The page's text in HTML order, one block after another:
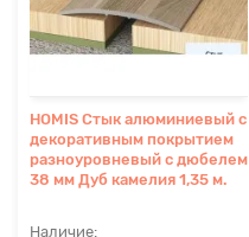
HOMIS Стык алюминиевый с
декоративным покрытием
разноуровневый с дюбелем
38 мм Дуб камелия 1,35 м.